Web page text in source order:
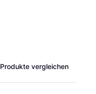
Produkte vergleichen